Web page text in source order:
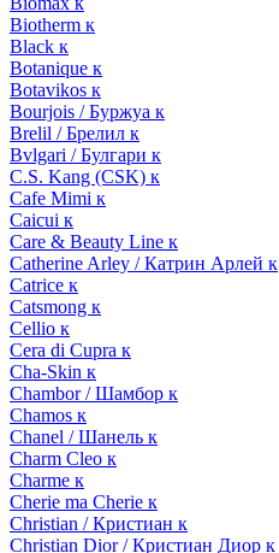
Biotherm к
Black к
Botanique к
Botavikos к
Bourjois / Буржуа к
Brelil / Брелил к
Bvlgari / Булгари к
C.S. Kang (CSK) к
Cafe Mimi к
Caicui к
Care & Beauty Line к
Catherine Arley / Катрин Арлей к
Catrice к
Catsmong к
Cellio к
Cera di Cupra к
Cha-Skin к
Chambor / Шамбор к
Chamos к
Chanel / Шанель к
Charm Cleo к
Charme к
Cherie ma Cherie к
Christian / Кристиан к
Christian Dior / Кристиан Диор к